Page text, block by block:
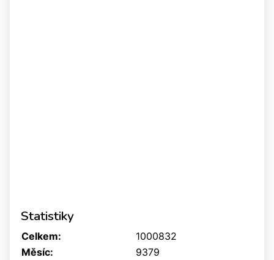
Statistiky
Celkem:
1000832
Měsíc:
9379